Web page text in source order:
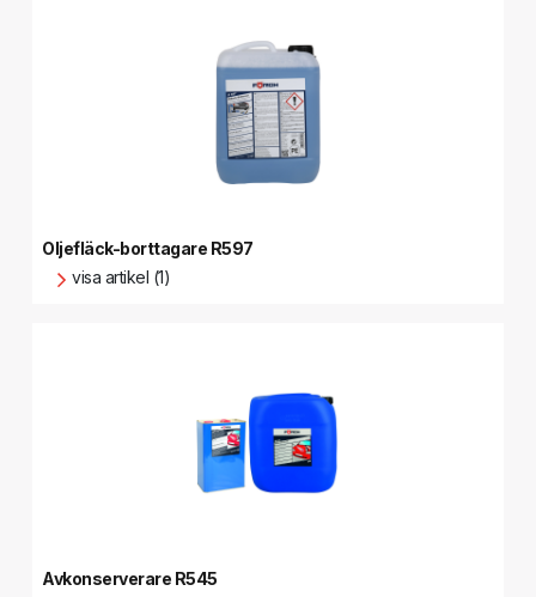
Oljefläck-borttagare R597
visa artikel (1)
Avkonserverare R545